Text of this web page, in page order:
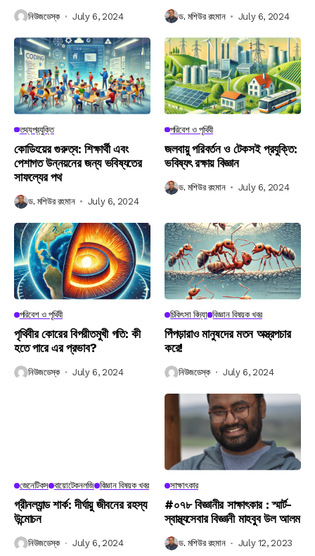
নিউজডেস্ক July 6, 2024 ড. মশিউর রহমান July 6, 2024
তথ্যপ্রযুক্তি
কোডিংয়ের গুরুত্ব: শিক্ষার্থী এবং
পেশাগত উন্নয়নের জন্য ভবিষ্যতের
সাফল্যের পথ
ড. মশিউর রহমান July 6, 2024
পরিবেশ ও পৃথিবী
জলবায়ু পরিবর্তন ও টেকসই প্রযুক্তি:
ভবিষ্যৎ রক্ষায় বিজ্ঞান
ড. মশিউর রহমান July 6, 2024
পরিবেশ ও পৃথিবী
পৃথিবীর কোরের বিপরীতমুখী গতি: কী
হতে পারে এর প্রভাব?
নিউজডেস্ক July 6, 2024
চিকিৎসা বিদ্যা বিজ্ঞান বিষয়ক খবর
পিঁপড়ারাও মানুষদের মতন অস্ত্রপচার
করে!
নিউজডেস্ক July 6, 2024
জেনেটিকস বায়োটেকনলজি বিজ্ঞান বিষয়ক খবর
গ্রীনল্যান্ড শার্ক: দীর্ঘায়ু জীবনের রহস্য
উন্মোচন
নিউজডেস্ক July 6, 2024
সাক্ষাৎকার
#০৭৮ বিজ্ঞানীর সাক্ষাৎকার : স্মার্ট-
স্বাস্থ্যসেবার বিজ্ঞানী মাহবুব উল আলম
ড. মশিউর রহমান July 12, 2023